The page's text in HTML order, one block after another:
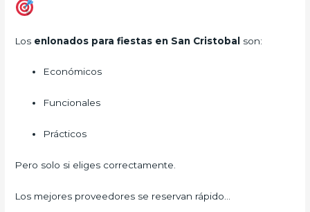
Los enlonados para fiestas en San Cristobal son:
Económicos
Funcionales
Prácticos
Pero solo si eliges correctamente.
Los mejores proveedores se reservan rápido…